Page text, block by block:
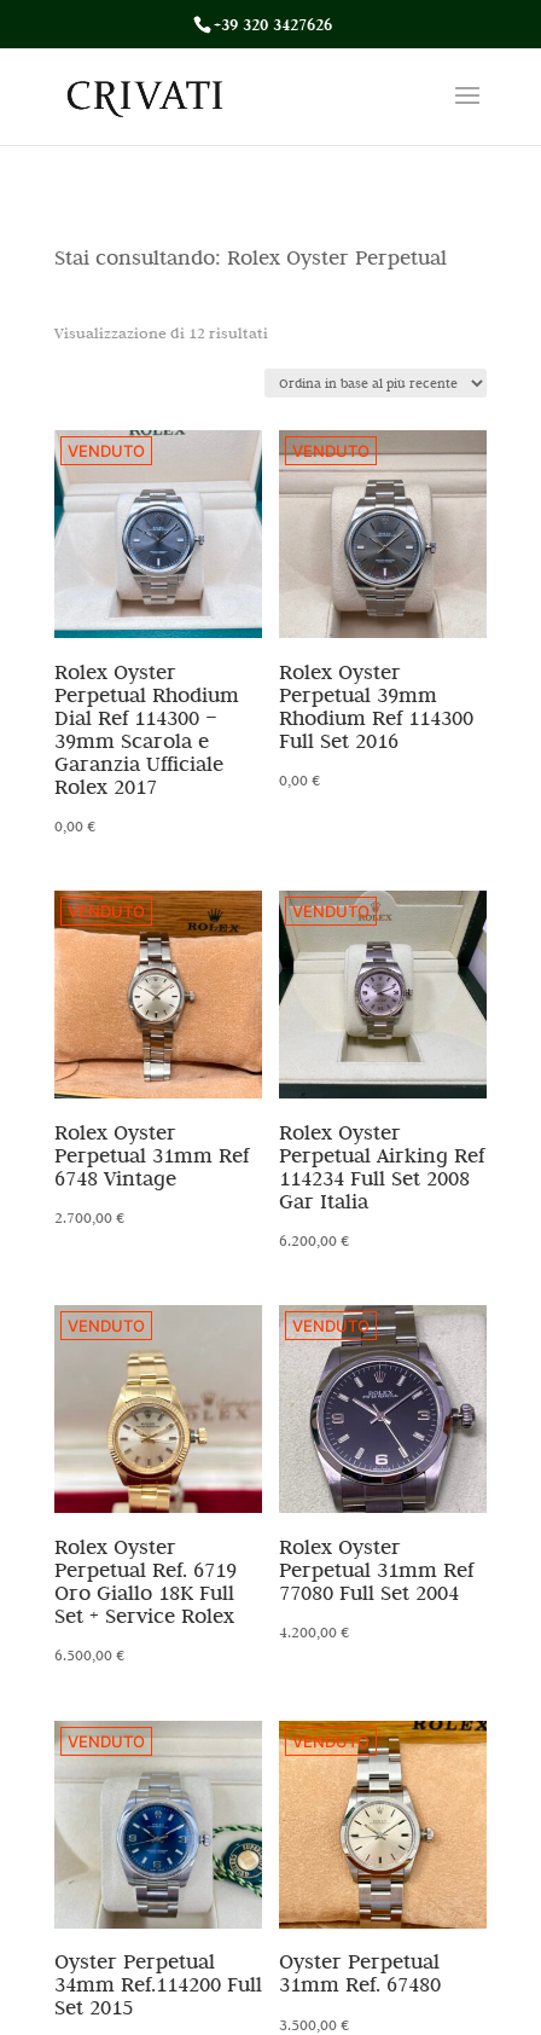
+39 320 3427626
Stai consultando: Rolex Oyster Perpetual
Visualizzazione di 12 risultatiOrdina
più
VENDUTO
Rolex Oyster
Perpetual Rhodium
Dial Ref 114300 –
39mm Scarola e
Garanzia Ufficiale
Rolex 2017
0,00€
VENDUTO
Rolex Oyster
Perpetual 39mm
Rhodium Ref 114300
Full Set 2016
0,00€
VENDUTO
Rolex Oyster
Perpetual 31mm Ref
6748 Vintage
2.700,00€
VENDUTO
Rolex Oyster
Perpetual Airking Ref
114234 Full Set 2008
Gar Italia
6.200,00€
VENDUTO
Rolex Oyster
Perpetual Ref. 6719
Oro Giallo 18K Full
Set + Service Rolex
6.500,00€
VENDUTO
Rolex Oyster
Perpetual 31mm Ref
77080 Full Set 2004
4.200,00€
VENDUTO
Oyster Perpetual
34mm Ref.114200 Full
Set 2015
VENDUTO
Oyster Perpetual
31mm Ref. 67480
3.500,00€